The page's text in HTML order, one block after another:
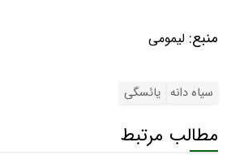
منبع: لیمومی
سیاه دانه یائسگی
مطالب مرتبط